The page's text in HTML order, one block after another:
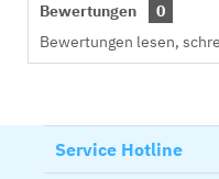
Bewertungen
0
Bewertungen lesen,
Service Hotline